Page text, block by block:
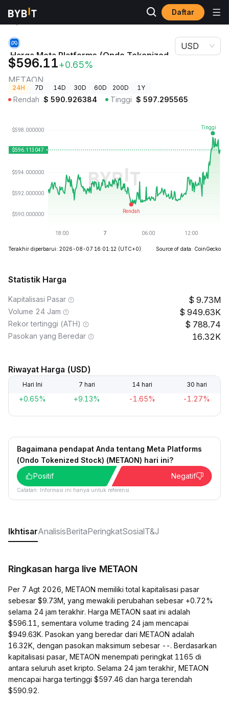
Daftar
Harga
Harga Meta Platforms (Ondo Tokenized Stock)
Harga Meta Platforms (Ondo Tokenized
Stock)
METAON
$596.11+0.65%
USD
24H 7D 14D 30D 60D 200D 1Y
Rendah $ 590.926384 Tinggi $ 597.295565
Terakhir diperbarui: 2026-08-07 16:01:12 (UTC+0) Source of data: CoinGecko
Statistik Harga
Kapitalisasi Pasar 9.73M
Volume 24 Jam 949.63K
Rekor tertinggi (ATH) 788.74
Pasokan yang Beredar 16.32K
Riwayat Harga (USD)
Hari Ini 7 hari 14 hari 30 hari
+0.65% +9.13% -1.65% -1.27%
Bagaimana pendapat Anda tentang Meta Platforms
(Ondo Tokenized Stock) (METAON) hari ini?
Positif
Negatif
Catatan: Informasi ini hanya untuk referensi.
IkhtisarAnalisisBeritaPeringkatSosialT&J
Ringkasan harga live METAON
Per 7 Agt 2026, METAON memiliki total kapitalisasi pasar
sebesar $9.73M, yang mewakili perubahan sebesar +0.72%
selama 24 jam terakhir. Harga METAON saat ini adalah
$596.11, sementara volume trading 24 jam mencapai
$949.63K. Pasokan yang beredar dari METAON adalah
16.32K, dengan pasokan maksimum sebesar --. Berdasarkan
kapitalisasi pasar, METAON menempati peringkat 1165 di
antara seluruh aset kripto. Selama 24 jam terakhir, METAON
mencapai harga tertinggi $597.46 dan harga terendah
$590.92.